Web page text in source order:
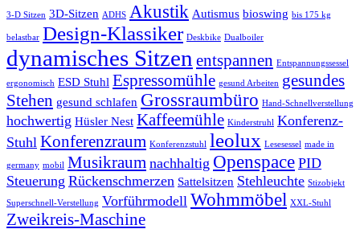
3-D Sitzen 3D-Sitzen ADHS Akustik Autismus bioswing bis 175 kg
belastbar Design-Klassiker Deskbike Dualboiler
dynamisches Sitzen entspannen Entspannungssessel
ergonomisch ESD Stuhl Espressomühle gesund Arbeiten gesundes
Stehen gesund schlafen Grossraumbüro Hand-Schnellverstellung
hochwertig Hüsler Nest Kaffeemühle Kinderstruhl Konferenz-
Stuhl Konferenzraum Konferenzstuhl leolux Lesesessel made in
germany mobil Musikraum nachhaltig Openspace PID
Steuerung Rückenschmerzen Sattelsitzen Stehleuchte Stizobjekt
Superschnell-Verstellung Vorführmodell Wohmmöbel XXL-Stuhl
Zweikreis-Maschine